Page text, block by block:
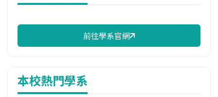
114年註冊率
113學年度上學期
113學年度下學期
2
前往學系官網
本校熱門學系